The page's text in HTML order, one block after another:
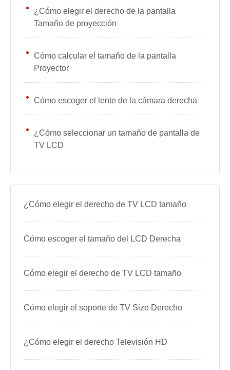
¿Cómo elegir el derecho de la pantalla
Tamaño de proyección
Cómo calcular el tamaño de la pantalla
Proyector
Cómo escoger el lente de la cámara derecha
¿Cómo seleccionar un tamaño de pantalla de
TV LCD
¿Cómo elegir el derecho de TV LCD tamaño
Cómo escoger el tamaño del LCD Derecha
Cómo elegir el derecho de TV LCD tamaño
Cómo elegir el soporte de TV Size Derecho
¿Cómo elegir el derecho Televisión HD